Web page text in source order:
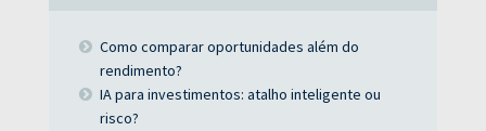
Como comparar oportunidades além do
rendimento?
IA para investimentos: atalho inteligente ou
risco?